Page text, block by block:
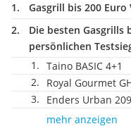
Gasgrill bis 200 Euro
Die besten Gasgrills
persönlichen
Taino BASIC 4+1
Royal Gourmet
Enders Urban
mehr anzeigen